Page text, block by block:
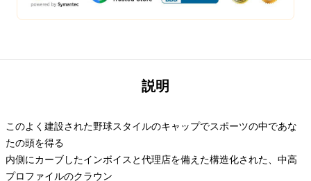
説明
このよく建設された野球スタイルのキャップでスポーツの中であな
たの頭を得る
内側にカーブしたインボイスと代理店を備えた構造化された、中高
プロファイルのクラウン